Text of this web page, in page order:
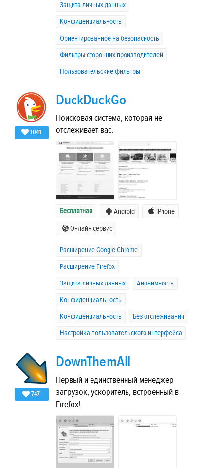
Защита личных данных
Конфиденциальность
Ориентированное на безопасность
Фильтры сторонних производителей
Пользовательские фильтры
1041
DuckDuckGo
Поисковая система, которая не
отслеживает вас.
Бесплатная Android iPhone
Онлайн сервис
Расширение Google Chrome
Расширение Firefox
Защита личных данных
Анонимность
Конфиденциальность
Конфиденциальность
Без отслеживания
Настройка пользовательского интерфейса
747
DownThemAll
Первый и единственный менеджер
загрузок, ускоритель, встроенный в
Firefox!.